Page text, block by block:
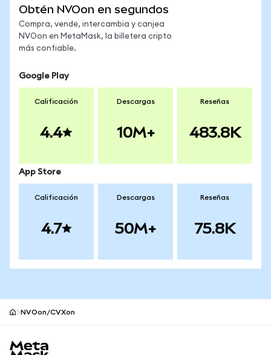
Obtén NVOon en segundos
Compra, vende, intercambia y canjea
NVOon en MetaMask, la billetera cripto
más confiable.
Google Play
Calificación
4.4
Descargas
10M+
Reseñas
483.8K
App Store
Calificación
4.7
Descargas
50M+
Reseñas
75.8K
NVOon/CVXon